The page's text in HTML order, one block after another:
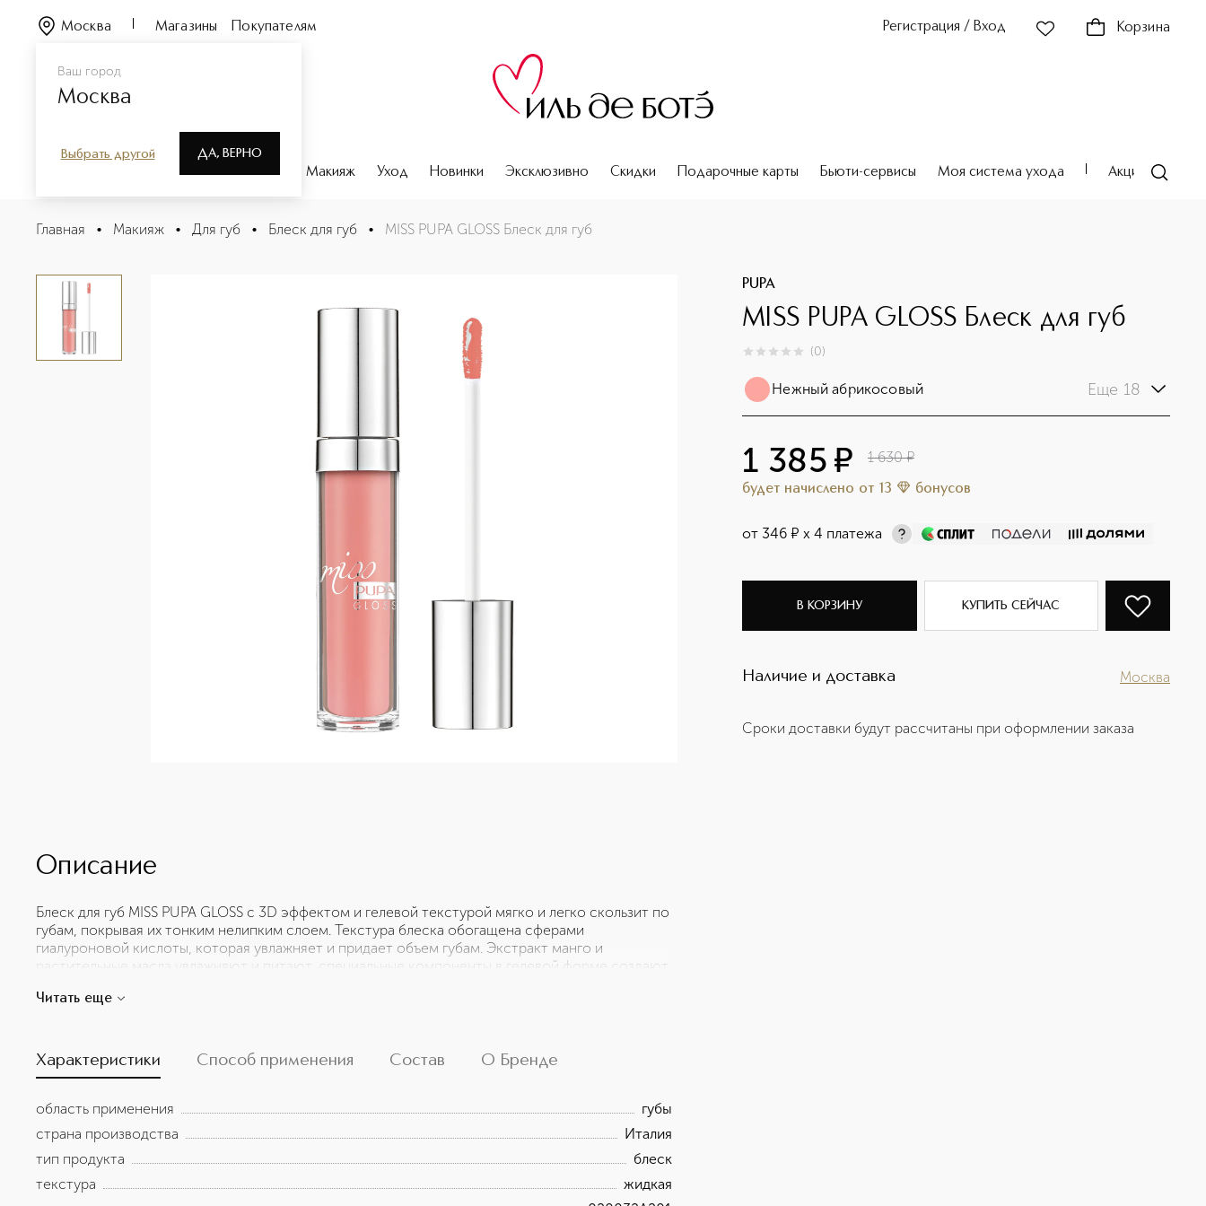
Ваш город
Москва
Выбрать другой ДА, ВЕРНО
Москва Магазины Покупателям Регистрация / Вход Корзина
Парфюмерия Макияж Уход Новинки Эксклюзивно Скидки Подарочные карты Бьюти-сервисы Моя система ухода Акции
MISS PUPA GLOSS Блеск для губ
Описание
Главная • Макияж • Для губ • Блеск для губ • MISS PUPA GLOSS Блеск для губ
PUPA
MISS PUPA GLOSS Блеск для губ
0из 0 (0)
Нежный абрикосовый Еще 18
1 385 ¤ 1 630 ¤
будет начислено от 13 бонусов
от 346 ¤ х 4 платежа
В КОРЗИНУ КУПИТЬ СЕЙЧАС
Наличие и доставка Москва
Сроки доставки будут рассчитаны при оформлении заказа
Описание
Блеск для губ MISS PUPA GLOSS с 3D эффектом и гелевой текстурой мягко и легко скользит по
губам, покрывая их тонким нелипким слоем. Текстура блеска обогащена сферами
гиалуроновой кислоты, которая увлажняет и придает объем губам. Экстракт манго и
растительные масла увлажняют и питают, специальные компоненты в гелевой форме создают
клетках кожного покрова, благодаря чему разглаживаются мелкие морщинки, повышается
Читать еще
Характеристики Способ применения Состав О Бренде
область применения
губы
страна производства
Италия
тип продукта
блеск
текстура
жидкая